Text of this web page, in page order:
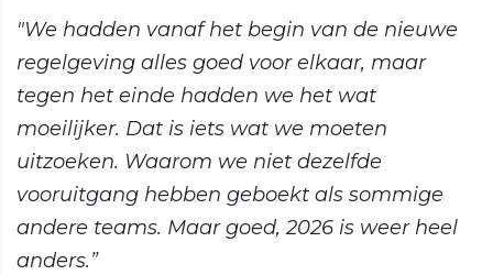
"We hadden vanaf het begin van de nieuwe
regelgeving alles goed voor elkaar, maar
tegen het einde hadden we het wat
moeilijker. Dat is iets wat we moeten
uitzoeken. Waarom we niet dezelfde
vooruitgang hebben geboekt als sommige
andere teams. Maar goed, 2026 is weer heel
anders.”